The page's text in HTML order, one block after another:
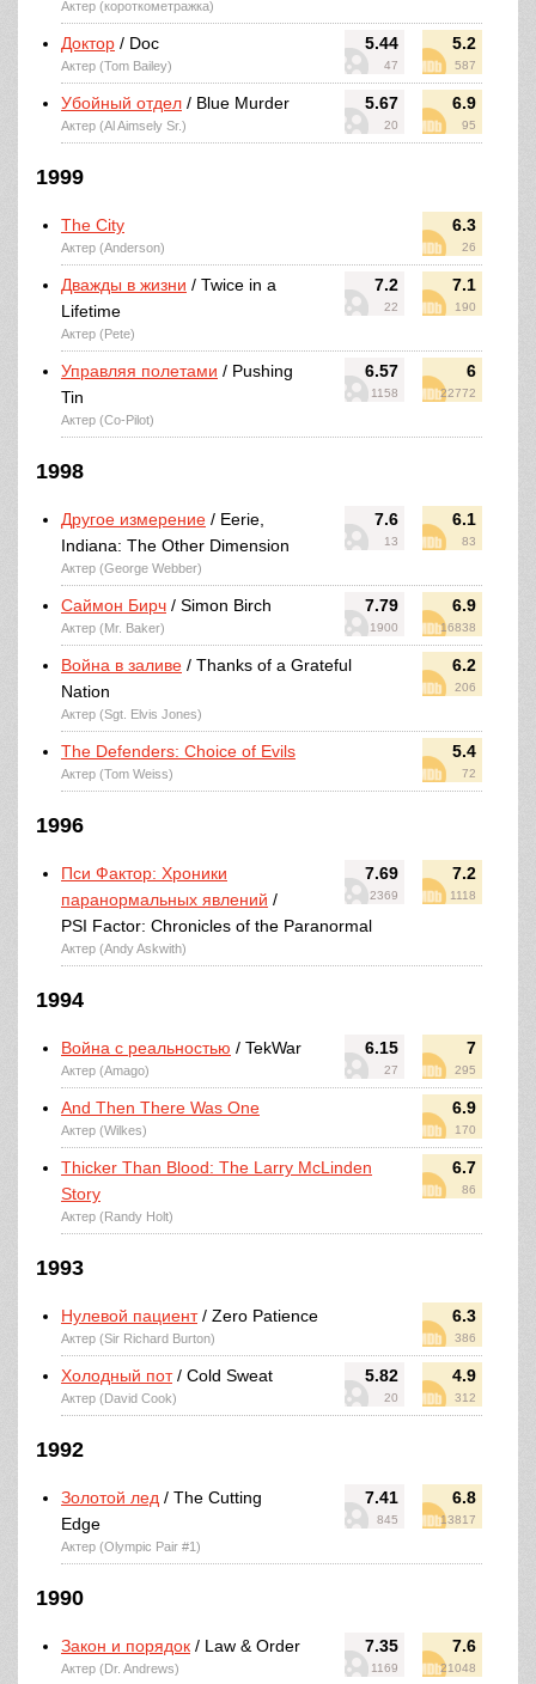
Актер (короткометражка)
5.44
47
5.2
587
Доктор / Doc
Актер (Tom Bailey)
5.67
20
6.9
95
Убойный отдел / Blue Murder
Актер (Al Aimsely Sr.)
1999
6.3
26
The City
Актер (Anderson)
7.2
22
7.1
190
Дважды в жизни / Twice in a
Lifetime
Актер (Pete)
6.57
1158
6
22772
Управляя полетами / Pushing
Tin
Актер (Co-Pilot)
1998
7.6
13
6.1
83
Другое измерение / Eerie,
Indiana: The Other Dimension
Актер (George Webber)
7.79
1900
6.9
16838
Саймон Бирч / Simon Birch
Актер (Mr. Baker)
6.2
206
Война в заливе / Thanks of a Grateful
Nation
Актер (Sgt. Elvis Jones)
5.4
72
The Defenders: Choice of Evils
Актер (Tom Weiss)
1996
7.69
2369
7.2
1118
Пси Фактор: Хроники
паранормальных явлений /
PSI Factor: Chronicles of the Paranormal
Актер (Andy Askwith)
1994
6.15
27
7
295
Война с реальностью / TekWar
Актер (Amago)
6.9
170
And Then There Was One
Актер (Wilkes)
6.7
86
Thicker Than Blood: The Larry McLinden
Story
Актер (Randy Holt)
1993
6.3
386
Нулевой пациент/ Zero Patience
Актер (Sir Richard Burton)
5.82
20
4.9
312
Холодный пот/ Cold Sweat
Актер (David Cook)
1992
7.41
845
6.8
13817
Золотой лед / The Cutting
Edge
Актер (Olympic Pair #1)
1990
7.35
1169
7.6
21048
Закон и порядок / Law & Order
Актер (Dr. Andrews)